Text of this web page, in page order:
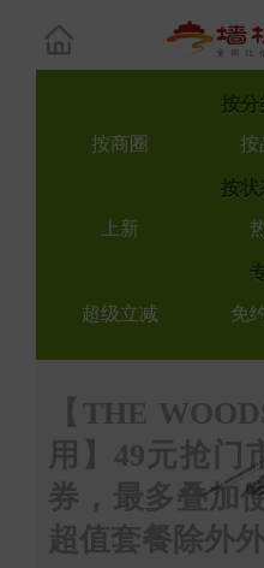
按分
按商圈
按
按状
上新
超级立减
免
【THE
用】49元抢门
券，最多叠加
超值套餐除外